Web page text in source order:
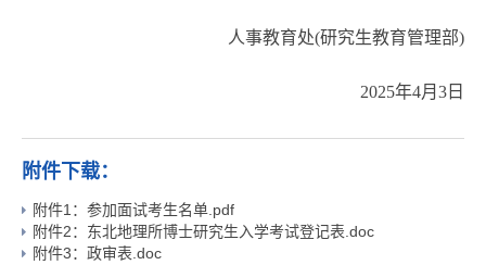
人事教育处(研究生教育管理部)
2025年4月3日
附件下载：
附件1：参加面试考生名单.pdf
附件2：东北地理所博士研究生入学考试登记表.doc
附件3：政审表.doc